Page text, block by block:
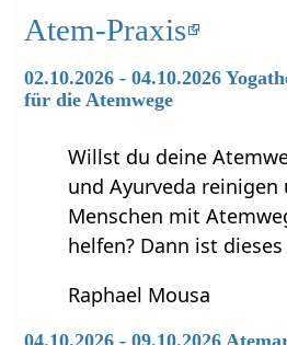
Atem-Praxis
02.10.2026 - 04.10.2026
für die Atemwege
Willst du deine
und Ayurveda
Menschen mit
helfen? Dann ist
Raphael Mousa